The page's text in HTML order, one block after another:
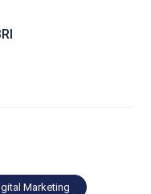
Marketing